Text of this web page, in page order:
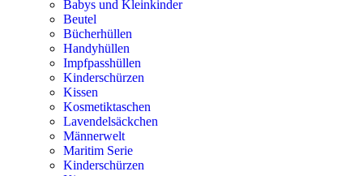
Babys und Kleinkinder
Beutel
Bücherhüllen
Handyhüllen
Impfpasshüllen
Kinderschürzen
Kissen
Kosmetiktaschen
Lavendelsäckchen
Männerwelt
Maritim Serie
Kinderschürzen